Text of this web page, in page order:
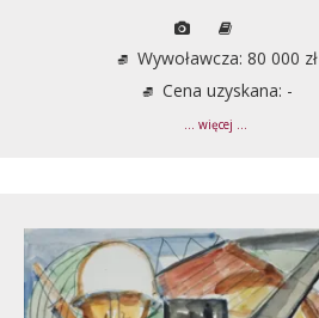
Wywoławcza: 80 000 zł
Cena uzyskana: -
... więcej ...